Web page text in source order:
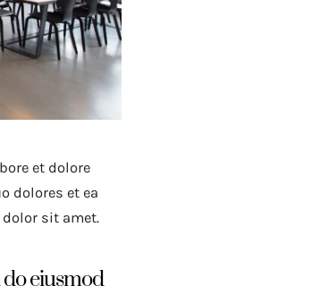
et dolore
dolores et ea
sit amet.
eiusmod